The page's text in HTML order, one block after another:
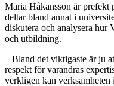
Maria Håkansson är
deltar bland annat i
diskutera och analysera hur
och utbildning.
– Bland det viktigaste är ju
respekt för varandras
verkligen kan